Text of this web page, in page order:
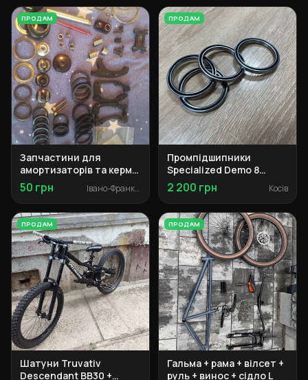
ПРОДАМ
Запчастини для
амортизаторів та кермо
(башингі, рульова,
кільця)
50 грн Івано-Франківськ
ПРОДАМ
Промпідшипники
Specialized Demo 8
50×62×6 (2 шт.)
2 200 грн Косів
ПРОДАМ
Шатуни Truvativ
Descendant BB30 +
ПРОДАМ
Гальма + рама + вілсет +
руль + винос + сідло L